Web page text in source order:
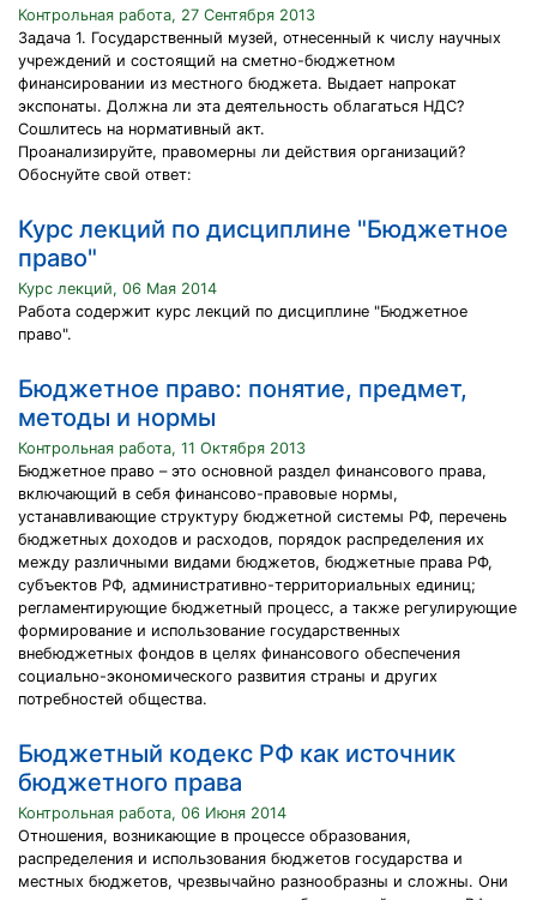
Контрольная работа, 27 Сентября 2013
Задача 1. Государственный музей, отнесенный к числу научных
учреждений и состоящий на сметно-бюджетном
финансировании из местного бюджета. Выдает напрокат
экспонаты. Должна ли эта деятельность облагаться НДС?
Сошлитесь на нормативный акт.
Проанализируйте, правомерны ли действия организаций?
Обоснуйте свой ответ:
Курс лекций по дисциплине "Бюджетное
право"
Курс лекций, 06 Мая 2014
Работа содержит курс лекций по дисциплине "Бюджетное
право".
Бюджетное право: понятие, предмет,
методы и нормы
Контрольная работа, 11 Октября 2013
Бюджетное право – это основной раздел финансового права,
включающий в себя финансово-правовые нормы,
устанавливающие структуру бюджетной системы РФ, перечень
бюджетных доходов и расходов, порядок распределения их
между различными видами бюджетов, бюджетные права РФ,
субъектов РФ, административно-территориальных единиц;
регламентирующие бюджетный процесс, а также регулирующие
формирование и использование государственных
внебюджетных фондов в целях финансового обеспечения
социально-экономического развития страны и других
потребностей общества.
Бюджетный кодекс РФ как источник
бюджетного права
Контрольная работа, 06 Июня 2014
Отношения, возникающие в процессе образования,
распределения и использования бюджетов государства и
местных бюджетов, чрезвычайно разнообразны и сложны. Они